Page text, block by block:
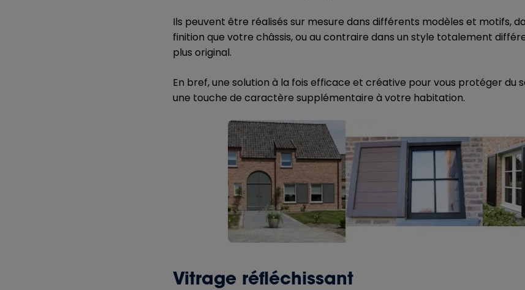
Ils peuvent être réalisés sur mesure dans différents modèles et motifs,
finition que votre châssis, ou au contraire dans un style totalement
plus original.
En bref, une solution à la fois efficace et créative pour vous protéger du
une touche de caractère supplémentaire à votre habitation.
Vitrage réfléchissant